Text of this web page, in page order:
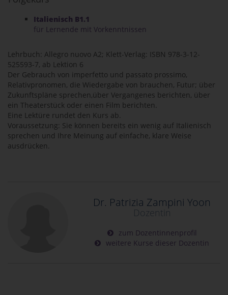
Italienisch B1.1
für Lernende mit Vorkenntnissen
Lehrbuch: Allegro nuovo A2; Klett-Verlag: ISBN 978-3-12-
525593-7, ab Lektion 6
Der Gebrauch von imperfetto und passato prossimo,
Relativpronomen, die Wiedergabe von brauchen, Futur; über
Zukunftspläne sprechen,über Vergangenes berichten, über
ein Theaterstück oder einen Film berichten.
Eine Lektüre rundet den Kurs ab.
Voraussetzung: Sie können bereits ein wenig auf Italienisch
sprechen und Ihre Meinung auf einfache, klare Weise
ausdrücken.
Dr. Patrizia Zampini Yoon
Dozentin
zum Dozentinnenprofil
weitere Kurse dieser Dozentin